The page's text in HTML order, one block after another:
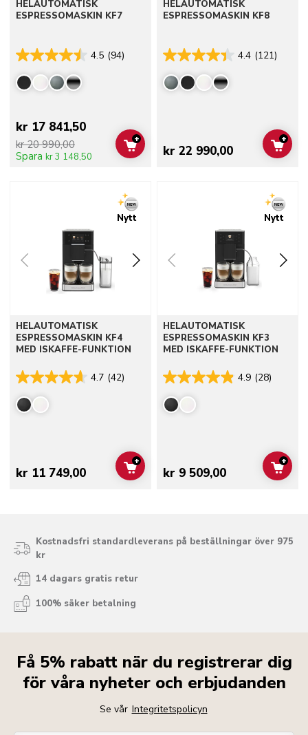
HELAUTOMATISK
ESPRESSOMASKIN KF7
4.5 (94)
kr 17 841,50
kr 20 990,00
Spara kr 3 148,50
ADD TO CART
+
HELAUTOMATISK
ESPRESSOMASKIN KF8
4.4 (121)
kr 22 990,00 ADD
+
Nytt
HELAUTOMATISK
ESPRESSOMASKIN KF4
MED ISKAFFE-FUNKTION
4.7 (42)
kr 11 749,00 ADD TO CART
+
Nytt
HELAUTOMATISK
ESPRESSOMASKIN KF3
MED ISKAFFE-FUNKTION
4.9 (28)
kr 9 509,00 ADD
+
Kostnadsfri standardleverans på beställningar över 975
kr
14 dagars gratis retur
100% säker betalning
Få 5% rabatt när du registrerar dig
för våra nyheter och erbjudanden
Se vår Integritetspolicyn